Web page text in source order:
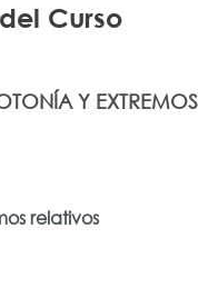
Curso
Y EXTREMOS
relativos